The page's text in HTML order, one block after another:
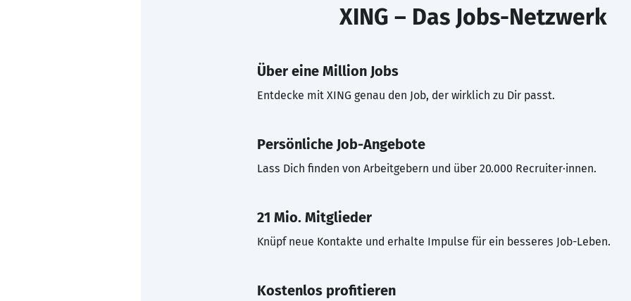
XING – Das Jobs-Netzwerk
Über eine Million Jobs
Entdecke mit XING genau den Job, der wirklich zu Dir passt.
Persönliche Job-Angebote
Lass Dich finden von Arbeitgebern und über 20.000 Recruiter·innen.
21 Mio. Mitglieder
Knüpf neue Kontakte und erhalte Impulse für ein besseres Job-Leben.
Kostenlos profitieren